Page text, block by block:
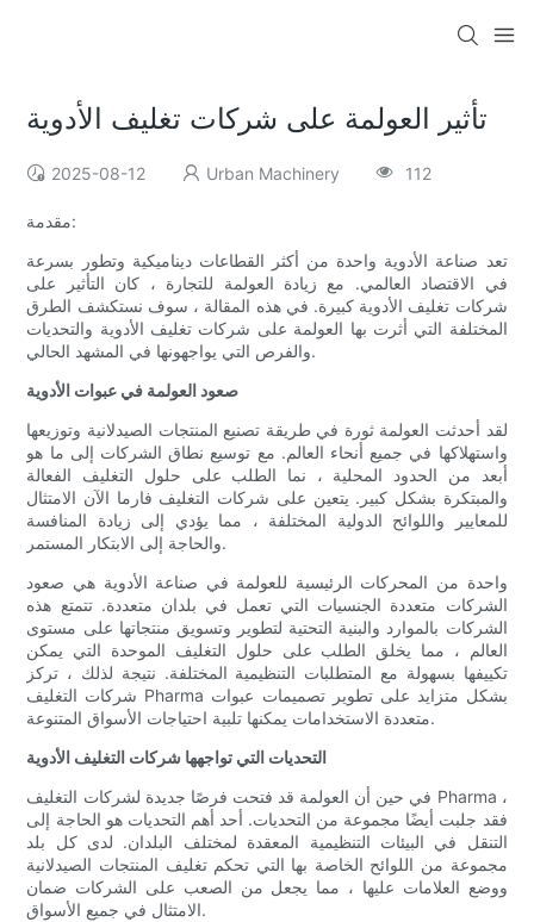
تأثير العولمة على شركات تغليف الأدوية
2025-08-12 Urban Machinery 112
مقدمة:
تعد صناعة الأدوية واحدة من أكثر القطاعات ديناميكية وتطور بسرعة
في الاقتصاد العالمي. مع زيادة العولمة للتجارة ، كان التأثير على
شركات تغليف الأدوية كبيرة. في هذه المقالة ، سوف نستكشف الطرق
المختلفة التي أثرت بها العولمة على شركات تغليف الأدوية والتحديات
والفرص التي يواجهونها في المشهد الحالي.
صعود العولمة في عبوات الأدوية
لقد أحدثت العولمة ثورة في طريقة تصنيع المنتجات الصيدلانية وتوزيعها
واستهلاكها في جميع أنحاء العالم. مع توسيع نطاق الشركات إلى ما هو
أبعد من الحدود المحلية ، نما الطلب على حلول التغليف الفعالة
والمبتكرة بشكل كبير. يتعين على شركات التغليف فارما الآن الامتثال
للمعايير واللوائح الدولية المختلفة ، مما يؤدي إلى زيادة المنافسة
والحاجة إلى الابتكار المستمر.
واحدة من المحركات الرئيسية للعولمة في صناعة الأدوية هي صعود
الشركات متعددة الجنسيات التي تعمل في بلدان متعددة. تتمتع هذه
الشركات بالموارد والبنية التحتية لتطوير وتسويق منتجاتها على مستوى
العالم ، مما يخلق الطلب على حلول التغليف الموحدة التي يمكن
تكييفها بسهولة مع المتطلبات التنظيمية المختلفة. نتيجة لذلك ، تركز
شركات التغليف Pharma بشكل متزايد على تطوير تصميمات عبوات
متعددة الاستخدامات يمكنها تلبية احتياجات الأسواق المتنوعة.
التحديات التي تواجهها شركات التغليف الأدوية
في حين أن العولمة قد فتحت فرصًا جديدة لشركات التغليف Pharma ،
فقد جلبت أيضًا مجموعة من التحديات. أحد أهم التحديات هو الحاجة إلى
التنقل في البيئات التنظيمية المعقدة لمختلف البلدان. لدى كل بلد
مجموعة من اللوائح الخاصة بها التي تحكم تغليف المنتجات الصيدلانية
ووضع العلامات عليها ، مما يجعل من الصعب على الشركات ضمان
الامتثال في جميع الأسواق.